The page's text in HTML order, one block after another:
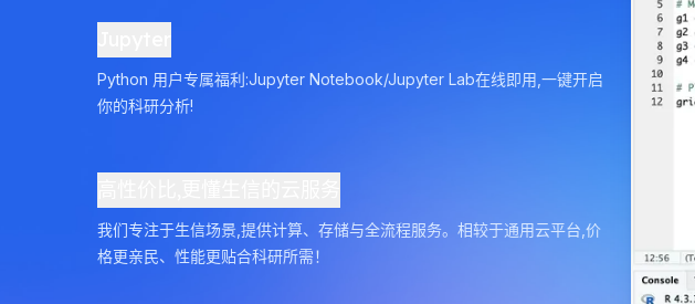
Python 用户专属福利:Jupyter Notebook/Jupyter Lab在线即用,一键开启
你的科研分析!
我们专注于生信场景,提供计算、存储与全流程服务。相较于通用云平台,价
格更亲民、性能更贴合科研所需！